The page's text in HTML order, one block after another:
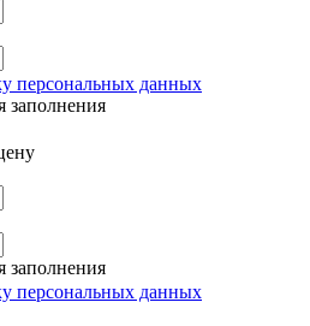
персональных данных
заполнения
заполнения
персональных данных